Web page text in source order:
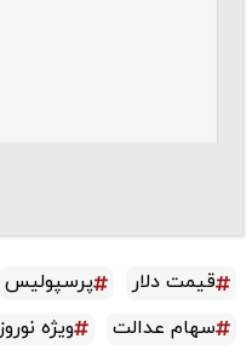
قیمت دلار پرسپولیس
سهام عدالت
ویژه نوروز 1403